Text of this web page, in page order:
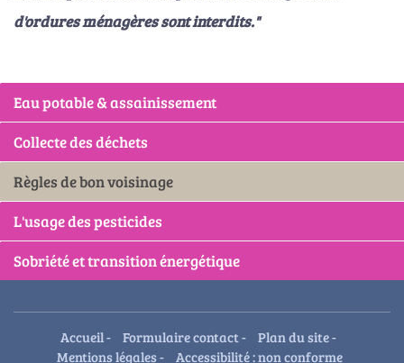
d'ordures ménagères sont interdits."
Eau potable & assainissement
Collecte des déchets
Règles de bon voisinage
L'usage des pesticides
Sobriété et transition énergétique
Accueil- Formulaire contact- Plan du site-
Mentions légales- Accessibilité : non conforme